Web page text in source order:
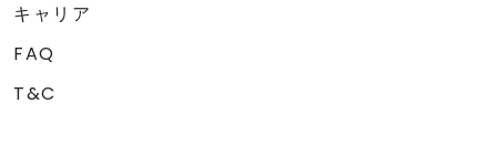
キャリア
FAQ
T&C